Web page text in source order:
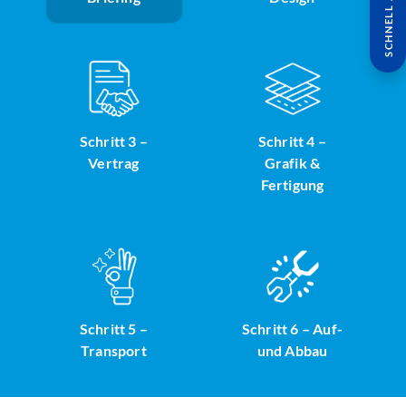
Schritt 3 –
Vertrag
Schritt 4 –
Grafik &
Fertigung
Schritt 5 –
Transport
Schritt 6 – Auf-
und Abbau